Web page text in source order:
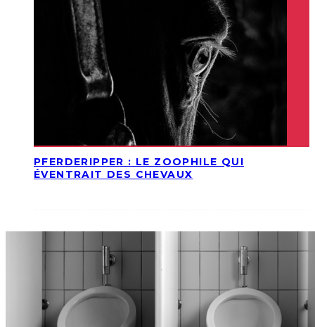
PFERDERIPPER : LE ZOOPHILE QUI
ÉVENTRAIT DES CHEVAUX